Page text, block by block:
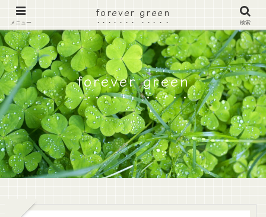
forever green
メニュー
forever green
検索